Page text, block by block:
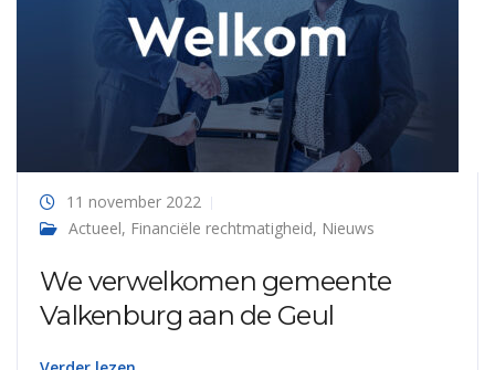
11 november 2022
Actueel, Financiële rechtmatigheid, Nieuws
We verwelkomen gemeente
Valkenburg aan de Geul